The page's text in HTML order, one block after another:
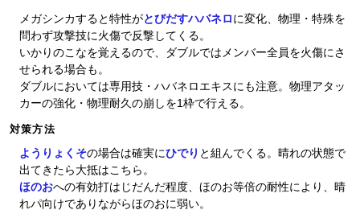
メガシンカすると特性がとびだすハバネロ に変化、物理・特殊を
問わず攻撃技に火傷で反撃してくる。
いかりのこなを覚えるので、ダブルではメンバー全員を火傷にさ
せられる場合も。
ダブルにおいては専用技・ハバネロエキスにも注意。物理アタッ
カーの強化・物理耐久の崩しを1枠で行える。
対策方法
ようりょくその場合は確実にひでり と組んでくる。晴れの状態で
出てきたら大抵はこちら。
ほのおへの有効打はじだんだ程度、ほのお等倍の耐性により、晴
れパ向けでありながらほのおに弱い。